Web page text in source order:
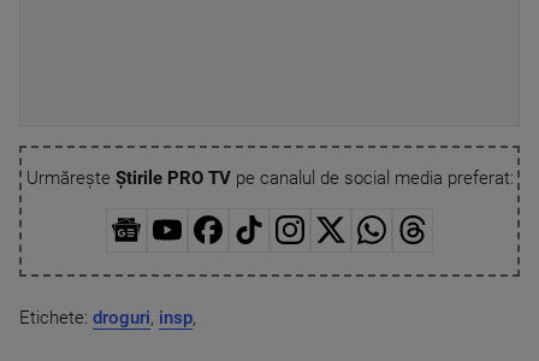
Urmărește Știrile PRO TVpe canalul de social media preferat:
Etichete: droguri, insp,